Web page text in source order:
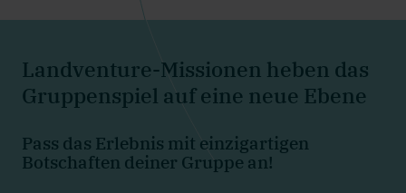
Landventure-Missionen heben das
Gruppenspiel auf eine neue Ebene
Pass das Erlebnis mit einzigartigen
Botschaften deiner Gruppe an!